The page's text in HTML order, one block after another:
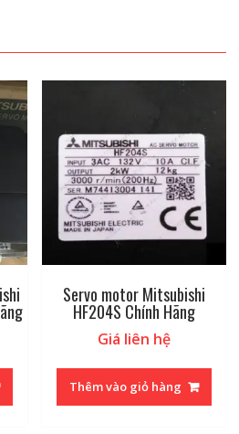
Servo motor Mitsubishi
HF204S Chính Hãng
Giá liên hệ
Thêm vào giỏ hàng